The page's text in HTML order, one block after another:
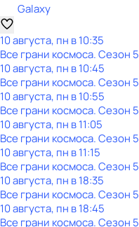
Galaxy
10 августа, пн в 10:35
Все грани космоса. Сезон 5
10 августа, пн в 10:45
Все грани космоса. Сезон 5
10 августа, пн в 10:55
Все грани космоса. Сезон 5
10 августа, пн в 11:05
Все грани космоса. Сезон 5
10 августа, пн в 11:15
Все грани космоса. Сезон 5
10 августа, пн в 18:35
Все грани космоса. Сезон 5
10 августа, пн в 18:45
Все грани космоса. Сезон 5